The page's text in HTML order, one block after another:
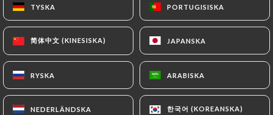
TYSKA PORTUGISISKA
简体中文 (KINESISKA) JAPANSKA
RYSKA ARABISKA
NEDERLÄNDSKA 한국어 (KOREANSKA)
TYSKA PORTUGISISKA
简体中文 (KINESISKA) JAPANSKA
RYSKA ARABISKA
NEDERLÄNDSKA 한국어 (KOREANSKA)